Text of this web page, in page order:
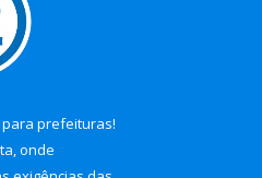
para prefeituras!
onde